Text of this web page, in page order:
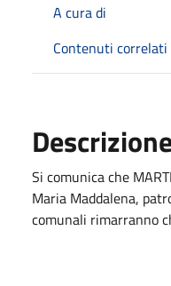
A cura di
Contenuti correlati
Si comunica che
Maria Maddalena,
comunali rimarranno